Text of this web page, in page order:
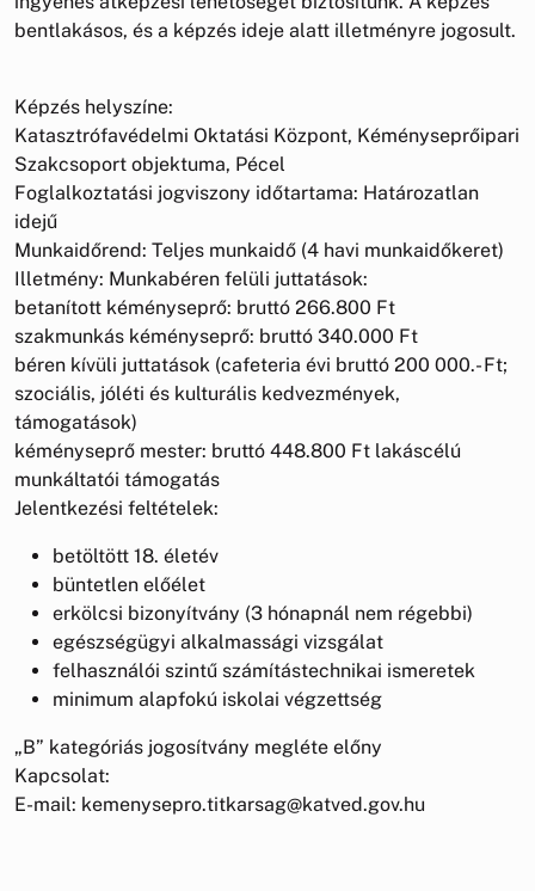
bentlakásos, és a képzés ideje alatt illetményre jogosult.
Képzés helyszíne:
Katasztrófavédelmi Oktatási Központ, Kéményseprőipari
Szakcsoport objektuma, Pécel
Foglalkoztatási jogviszony időtartama: Határozatlan
idejű
Munkaidőrend: Teljes munkaidő (4 havi munkaidőkeret)
Illetmény: Munkabéren felüli juttatások:
betanított kéményseprő: bruttó 266.800 Ft
szakmunkás kéményseprő: bruttó 340.000 Ft
béren kívüli juttatások (cafeteria évi bruttó 200 000.- Ft;
szociális, jóléti és kulturális kedvezmények,
támogatások)
kéményseprő mester: bruttó 448.800 Ft lakáscélú
munkáltatói támogatás
Jelentkezési feltételek:
betöltött 18. életév
büntetlen előélet
erkölcsi bizonyítvány (3 hónapnál nem régebbi)
egészségügyi alkalmassági vizsgálat
felhasználói szintű számítástechnikai ismeretek
minimum alapfokú iskolai végzettség
„B” kategóriás jogosítvány megléte előny
Kapcsolat:
E-mail: kemenysepro.titkarsag@katved.gov.hu